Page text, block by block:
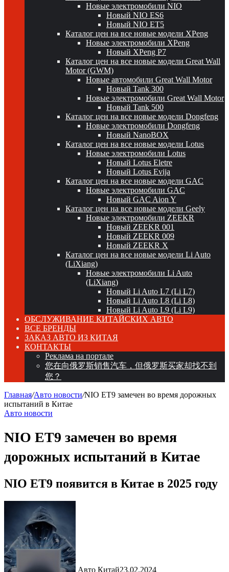
Новые электромобили NIO
Новый NIO ES6
Новый NIO ET5
Каталог цен на все новые модели XPeng
Новые электромобили XPeng
Новый XPeng P7
Каталог цен на все новые модели Great Wall
Motor (GWM)
Новые автомобили Great Wall Motor
Новый Tank 300
Новые электромобили Great Wall Motor
Новый Tank 500
Каталог цен на все новые модели Dongfeng
Новые электромобили Dongfeng
Новый NanoBOX
Каталог цен на все новые модели Lotus
Новые электромобили Lotus
Новый Lotus Eletre
Новый Lotus Evija
Каталог цен на все новые модели GAC
Новые электромобили GAC
Новый GAC Aion Y
Каталог цен на все новые модели Geely
Новые электромобили ZEEKR
Новый ZEEKR 001
Новый ZEEKR 009
Новый ZEEKR X
Каталог цен на все новые модели Li Auto
(LiXiang)
Новые электромобили Li Auto
(LiXiang)
Новый Li Auto L7 (Li L7)
Новый Li Auto L8 (Li L8)
Новый Li Auto L9 (Li L9)
ОБСЛУЖИВАНИЕ КИТАЙСКИХ АВТО
ВСЕ БРЕНДЫ
ЗАКАЗ АВТО ИЗ КИТАЯ
КОНТАКТЫ
Реклама на портале
您在向俄罗斯销售汽车，但俄罗斯买家却找不到
您？
Главная/Авто новости/NIO ET9 замечен во время дорожных
испытаний в Китае
Авто новости
NIO ET9 замечен во время
дорожных испытаний в Китае
NIO ET9 появится в Китае в 2025 году
Авто Китай23.02.2024